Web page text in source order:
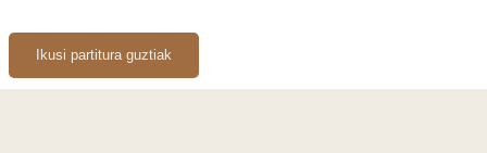
Ikusi partitura guztiak